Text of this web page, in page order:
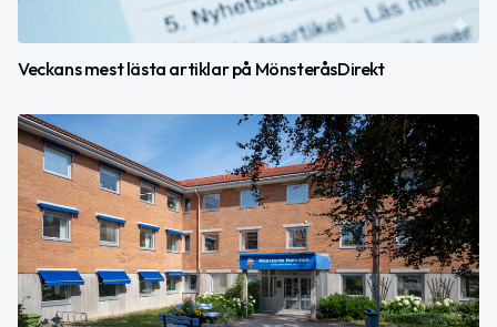
Veckans mest lästa artiklar på MönsteråsDirekt